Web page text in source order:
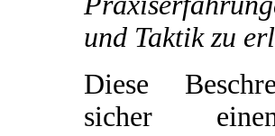
und Taktik zu
Diese
sicher